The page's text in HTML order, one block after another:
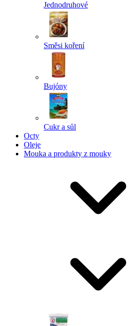
Jednodruhové
Směsi koření
Bujóny
Cukr a sůl
Octy
Oleje
Mouka a produkty z mouky
Powered by chaterimo